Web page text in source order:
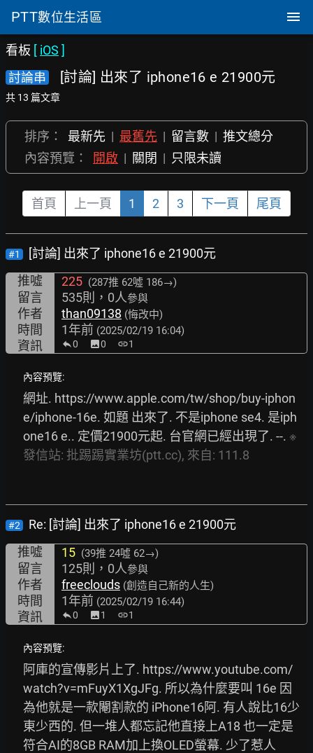
PTT數位生活區
看板 [ iOS ]
討論串
[討論] 出來了 iphone16 e 21900元
共 13 篇文章
排序： 最新先 | 最舊先 | 留言數 | 推文總分
內容預覽：
開啟 | 關閉 | 只限未讀
首頁 上一頁 1 2 3 下一頁 尾頁
#1
[討論] 出來了 iphone16 e 21900元
推噓
225 (287推 62噓 186→)
留言 535則，0人參與
作者 than09138 (悔改中)
時間 1年前 (2025/02/19 16:04)
資訊 0 image0 link1
內容預覽:
網址. https://www.apple.com/tw/shop/buy-iphon
e/iphone-16e. 如題 出來了. 不是iphone se4. 是iph
one16 e.. 定價21900元起. 台官網已經出現了. --. ※
發信站: 批踢踢實業坊(ptt.cc), 來自: 111.8
#2
Re: [討論] 出來了 iphone16 e 21900元
推噓
15 (39推 24噓 62→)
留言 125則，0人參與
作者 freeclouds (創造自己新的人生)
時間 1年前 (2025/02/19 16:44)
資訊 0 image1 link1
內容預覽:
阿庫的宣傳影片上了. https://www.youtube.com/
watch?v=mFuyX1XgJFg. 所以為什麼要叫 16e 因
為他就是一款閹割款的 iPhone16阿. 有人說比16少
東少西的. 但一堆人都忘記他直接上A18 也一定是
符合AI的8GB RAM加上換OLED螢幕. 少了惹人